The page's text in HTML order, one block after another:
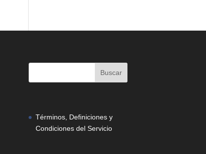
Términos, Definiciones y
Condiciones del Servicio